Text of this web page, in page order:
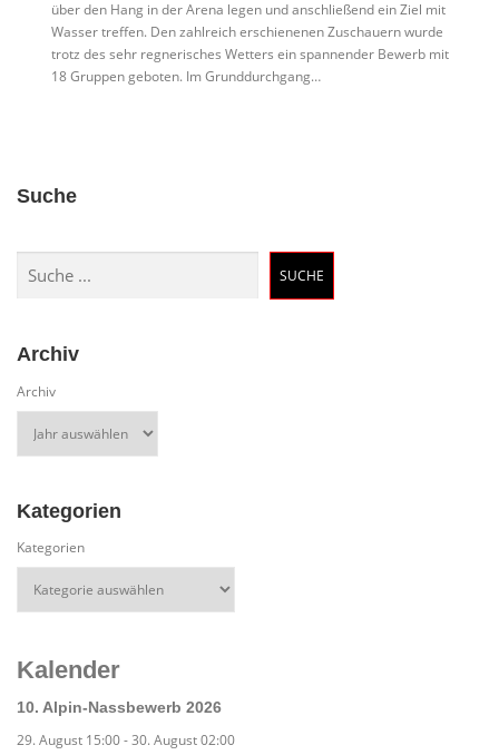
über den Hang in der Arena legen und anschließend ein Ziel mit
Wasser treffen. Den zahlreich erschienenen Zuschauern wurde
trotz des sehr regnerisches Wetters ein spannender Bewerb mit
18 Gruppen geboten. Im Grunddurchgang…
Suche
SUCHE
Archiv
Archiv
Kategorien
Kategorien
Kalender
10. Alpin-Nassbewerb 2026
29. August 15:00-30. August 02:00